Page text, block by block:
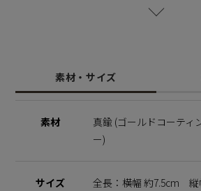
ルバーの2本付けやチェーンブレスなど
https://amarclife.com/fashion/sample/
ニッケルフリーを使用することで肌にや
の方でも安心してご使用いただけます。
金属製のアクセサリーに含まれるニッケ
素材・サイズ
素材
真鍮 (ゴールドコーティ
ー)
サイズ
全長：横幅 約7.5cm 縦